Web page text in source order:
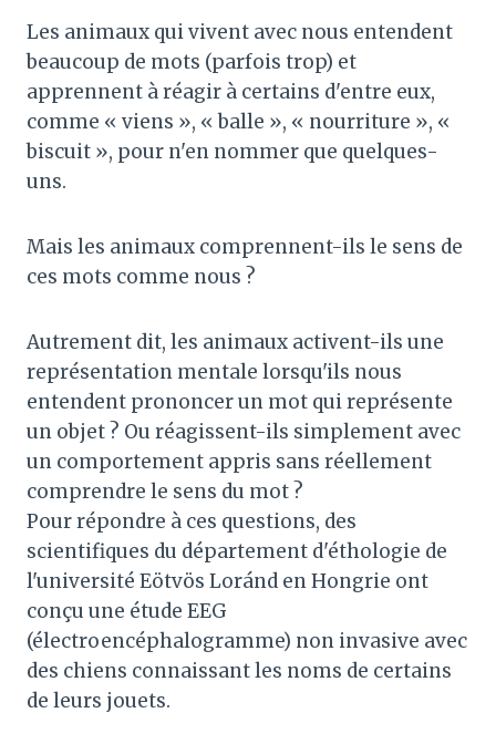
Les animaux qui vivent avec nous entendent
beaucoup de mots (parfois trop) et
apprennent à réagir à certains d'entre eux,
comme « viens », « balle », « nourriture », «
biscuit », pour n'en nommer que quelques-
uns.
Mais les animaux comprennent-ils le sens de
ces mots comme nous ?
Autrement dit, les animaux activent-ils une
représentation mentale lorsqu'ils nous
entendent prononcer un mot qui représente
un objet ? Ou réagissent-ils simplement avec
un comportement appris sans réellement
comprendre le sens du mot ?
Pour répondre à ces questions, des
scientifiques du département d'éthologie de
l'université Eötvös Loránd en Hongrie ont
conçu une étude EEG
(électroencéphalogramme) non invasive avec
des chiens connaissant les noms de certains
de leurs jouets.